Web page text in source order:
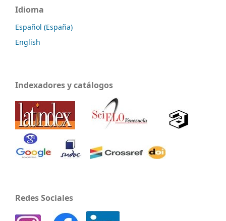
Idioma
Español (España)
English
Indexadores y catálogos
Redes Sociales